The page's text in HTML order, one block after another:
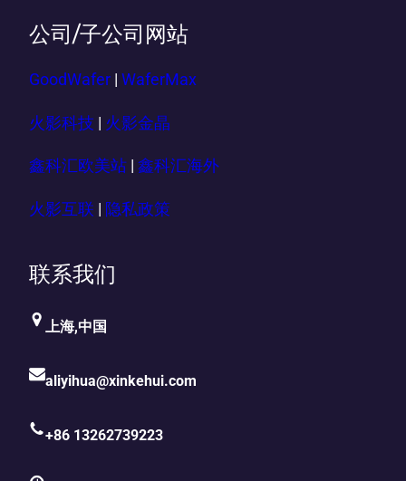
公司/子公司网站
GoodWafer WaferMax
火影科技 | 火影金晶
鑫科汇欧美站 鑫科汇海外
火影互联 隐私政策
联系我们
上海,中国
aliyihua@xinkehui.com
+86 13262739223